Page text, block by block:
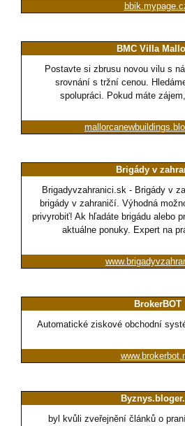
BMC Villa
Postavte si zbrusu novou vilu s
srovnání s tržní cenou.
spolupráci. Pokud máte
Brigády v
Brigadyvzahranici.sk - Brigády v
brigády v zahraničí. Výhodná
privyrobiť! Ak hľadáte brigádu alebo
aktuálne ponuky. Expert na
BrokerBOT
Automatické ziskové obchodní
byl kvůli zveřejnění článků o